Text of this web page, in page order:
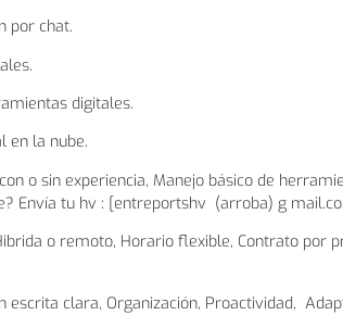
por chat.
digitales.
en la nube.
o sin experiencia, Manejo básico de
Envía tu hv : [entreportshv (arroba) g
o remoto, Horario flexible, Contrato por
escrita clara, Organización, Proactividad,